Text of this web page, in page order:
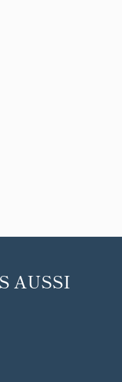
AUSSI